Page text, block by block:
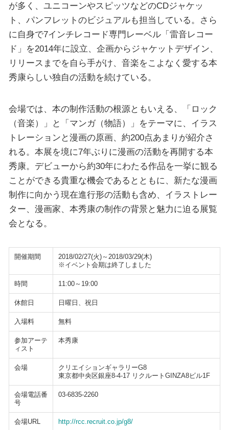
が多く、ユニコーンやスピッツなどのCDジャケッ
ト、パンフレットのビジュアルも担当している。さら
に自身で7インチレコード専門レーベル「雷音レコー
ド」を2014年に設立、企画からジャケットデザイン、
リリースまでを自ら手がけ、音楽をこよなく愛する本
秀康らしい独自の活動を続けている。
会場では、本の制作活動の根源ともいえる、「ロック
（音楽）」と「マンガ（物語）」をテーマに、イラス
トレーションと漫画の原画、約200点あまりが紹介さ
れる。本展を境に7年ぶりに漫画の活動を再開する本
秀康。デビューから約30年にわたる作品を一挙に観る
ことができる貴重な機会であるとともに、新たな漫画
制作に向かう現在進行形の活動も含め、イラストレー
ター、漫画家、本秀康の制作の背景と魅力に迫る展覧
会となる。
開催期間
2018/02/27(火)～2018/03/29(木)
※イベント会期は終了しました
時間 11:00～19:00
休館日 日曜日、祝日
入場料 無料
参加アーテ
ィスト
本秀康
会場
クリエイションギャラリーG8
東京都中央区銀座8-4-17 リクルートGINZA8ビル1F
会場電話番
号
03-6835-2260
会場URL http://rcc.recruit.co.jp/g8/